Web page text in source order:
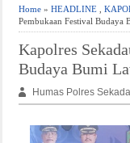
Home» HEADLINE,
Pembukaan Festival
Kapolres
Budaya Bumi
Humas Polres